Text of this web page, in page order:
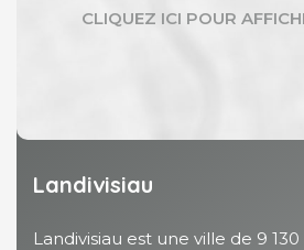
Landivisiau
Landivisiau est une ville de 9